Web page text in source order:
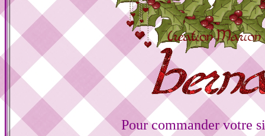
Pour commander votre